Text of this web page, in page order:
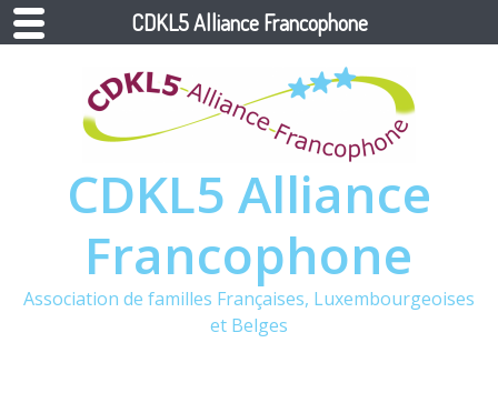
CDKL5 Alliance
Francophone
Association de familles Françaises, Luxembourgeoises
et Belges
CDKL5 Alliance Francophone